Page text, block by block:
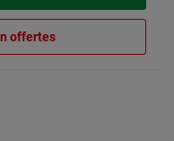
offertes